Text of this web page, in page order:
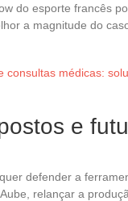
do esporte francês
a magnitude do
consultas médicas:
e
defender a
relançar a